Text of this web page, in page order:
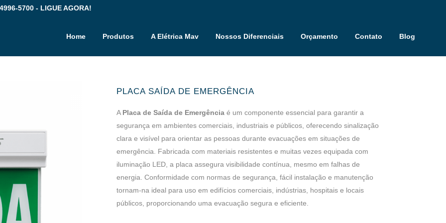
5700 - LIGUE AGORA!
Home Produtos A Elétrica Mav Nossos Diferenciais Orçamento Contato Blog
PLACA SAÍDA DE EMERGÊNCIA
A Placa de Saída de Emergência é um componente essencial para garantir a
segurança em ambientes comerciais, industriais e públicos, oferecendo sinalização
clara e visível para orientar as pessoas durante evacuações em situações de
emergência. Fabricada com materiais resistentes e muitas vezes equipada com
iluminação LED, a placa assegura visibilidade contínua, mesmo em falhas de
energia. Conformidade com normas de segurança, fácil instalação e manutenção
tornam-na ideal para uso em edifícios comerciais, indústrias, hospitais e locais
públicos, proporcionando uma evacuação segura e eficiente.